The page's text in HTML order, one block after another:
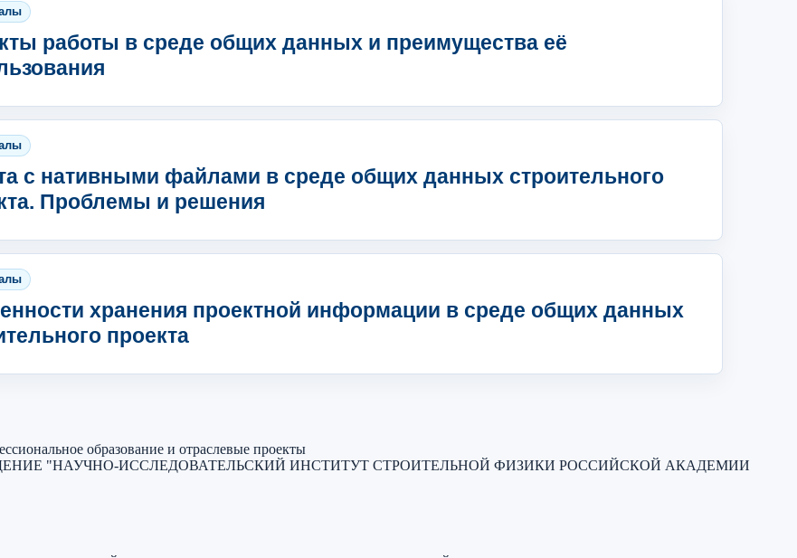
работы в среде общих данных и преимущества её
с нативными файлами в среде общих данных строительного
Проблемы и решения
хранения проектной информации в среде общих данных
проекта
образование и отраслевые проекты
"НАУЧНО-ИССЛЕДОВАТЕЛЬСКИЙ ИНСТИТУТ СТРОИТЕЛЬНОЙ ФИЗИКИ РОССИЙСКОЙ АКАДЕМИИ